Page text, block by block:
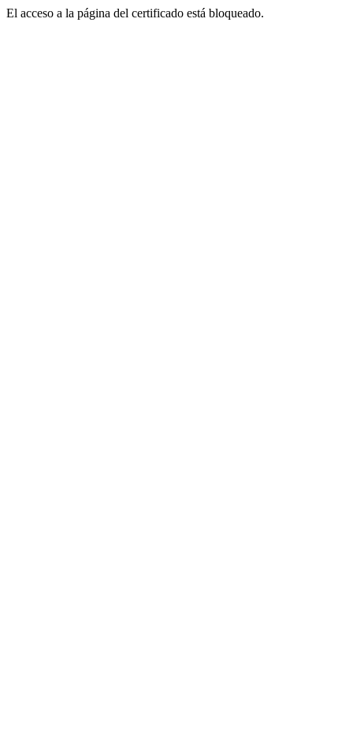
El acceso a la página del certificado está bloqueado.